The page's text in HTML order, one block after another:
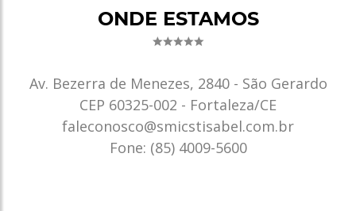
ONDE ESTAMOS
Av. Bezerra de Menezes, 2840 - São Gerardo
CEP 60325-002 - Fortaleza/CE
faleconosco@smicstisabel.com.br
Fone: (85) 4009-5600